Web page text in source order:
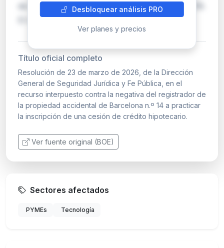
de España previsto en el art. 42 de la Ley 5/2019.
El registrador de Barcelona denegó…
Desbloquear análisis PRO
Ver planes y precios
Título oficial completo
Resolución de 23 de marzo de 2026, de la Dirección
General de Seguridad Jurídica y Fe Pública, en el
recurso interpuesto contra la negativa del registrador de
la propiedad accidental de Barcelona n.º 14 a practicar
la inscripción de una cesión de crédito hipotecario.
Ver fuente original (BOE)
Sectores afectados
PYMEs Tecnología